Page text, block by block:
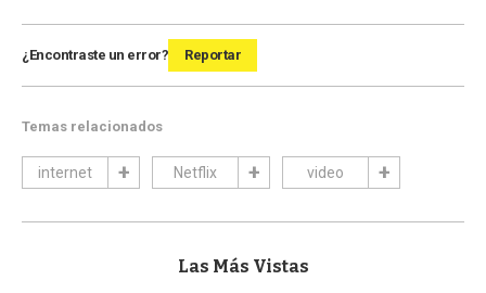
¿Encontraste un error? Reportar
Temas relacionados
internet Netflix video
Las Más Vistas